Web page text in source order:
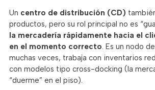
Un centro de distribución (CD)
productos, pero su rol principal no es
la mercadería rápidamente hacia el
en el momento correcto. Es un nodo
muchas veces, trabaja con inventarios
con modelos tipo cross-docking (la
“duerme” en el piso).